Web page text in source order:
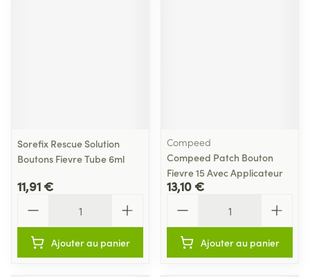
Sorefix Rescue Solution
Boutons Fievre Tube 6ml
11,91 €
Ajouter au panier
Compeed
Compeed Patch Bouton
Fievre 15 Avec Applicateur
13,10 €
Ajouter au panier